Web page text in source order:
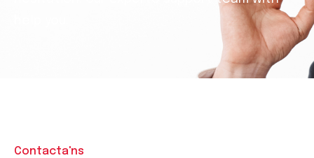
Contacta'ns